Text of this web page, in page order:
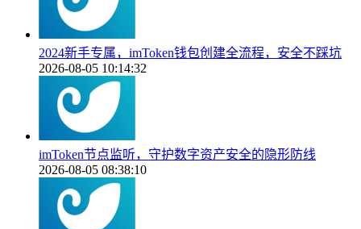
2024新手专属，imToken钱包创建全流程，安全不踩坑
2026-08-05 10:14:32
imToken节点监听，守护数字资产安全的隐形防线
2026-08-05 08:38:10